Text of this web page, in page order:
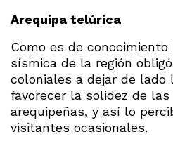
Arequipa telúrica
Como es de
sísmica de la región
coloniales a dejar de lado
favorecer la solidez de las
arequipeñas, y así lo
visitantes ocasionales.